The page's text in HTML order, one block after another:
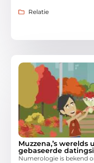
Relatie
Muzzena,’s
gebaseerde
Numerologie is bekend